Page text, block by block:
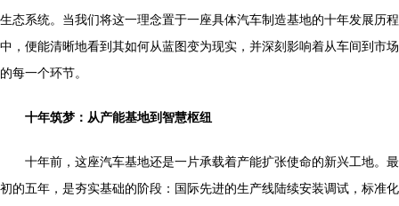
生态系统。当我们将这一理念置于一座具体汽车制造基地的十年发展历程
中，便能清晰地看到其如何从蓝图变为现实，并深刻影响着从车间到市场
的每一个环节。
十年筑梦：从产能基地到智慧枢纽
十年前，这座汽车基地还是一片承载着产能扩张使命的新兴工地。最
初的五年，是夯实基础的阶段：国际先进的生产线陆续安装调试，标准化